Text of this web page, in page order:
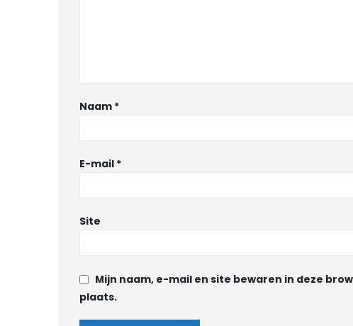
Naam *
E-mail *
Site
Mijn naam, e-mail en site bewaren in deze
plaats.